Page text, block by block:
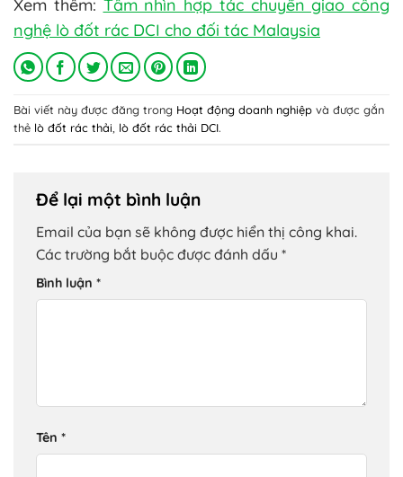
Xem thêm: Tầm nhìn hợp tác chuyển giao công
nghệ lò đốt rác DCI cho đối tác Malaysia
Bài viết này được đăng trong Hoạt động doanh nghiệp và được gắn
thẻ lò đốt rác thải lò đốt rác thải DCI.
Để lại một bình luận
Email của bạn sẽ không được hiển thị công khai.
Các trường bắt buộc được đánh dấu *
Bình luận *
Tên *